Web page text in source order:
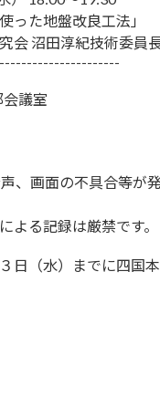
った地盤改良工法」
会 沼田淳紀技術委員
議室
、画面の不具合等が
よる記録は厳禁です。
日（水）までに四国